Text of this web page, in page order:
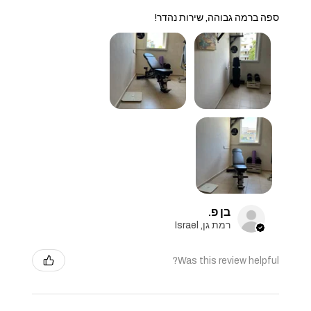
ספה ברמה גבוהה, שירות נהדר!
בן פ.
רמת גן, Israel
Was this review helpful?